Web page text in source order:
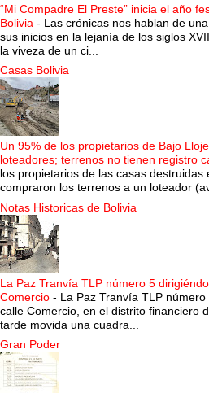
“Mi Compadre El Preste” inicia el año
Bolivia - Las crónicas nos hablan de
sus inicios en la lejanía de los siglos
la viveza de un ci...
Casas Bolivia
Un 95% de los propietarios de Bajo
loteadores; terrenos no tienen registro
los propietarios de las casas destruidas
compraron los terrenos a un loteador
Notas Historicas de Bolivia
La Paz Tranvía TLP número 5
Comercio - La Paz Tranvía TLP
calle Comercio, en el distrito financiero
tarde movida una cuadra...
Gran Poder